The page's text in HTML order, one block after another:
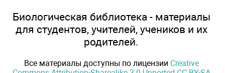
Биологическая библиотека - материалы
для студентов, учителей, учеников и их
родителей.
Все материалы доступны по лицензии Creative